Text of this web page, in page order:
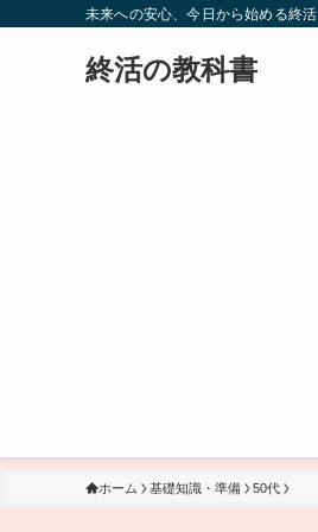
未来への安心、今日から始める終活
終活の教科書
ホーム 基礎知識・準備 50代